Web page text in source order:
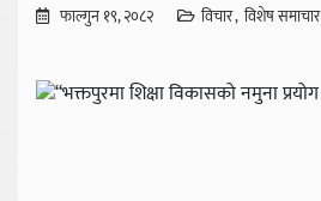
फाल्गुन १९, २०८२ विचार विशेष समाचार